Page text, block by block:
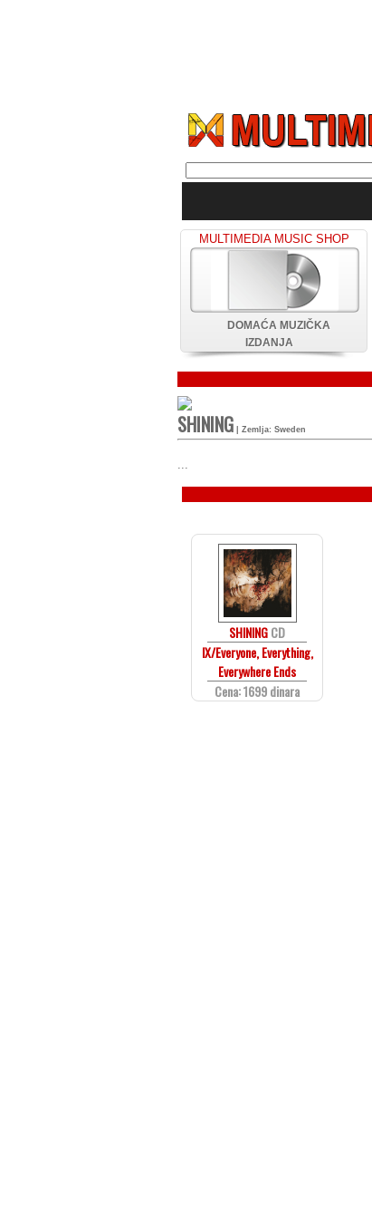
MULTIMEDIA MUSIC SHOP
DOMAĆA MUZIČKA
IZDANJA
SHINING | Zemlja: Sweden
...
SHININGCD
IX/Everyone, Everything,
Everywhere Ends
Cena: 1699 dinara